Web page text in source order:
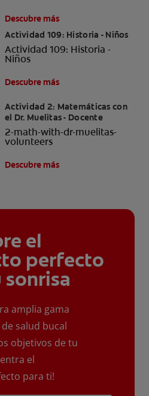
Descubre más
Actividad 109: Historia - Niños
Actividad 109: Historia -
Niños
Descubre más
Actividad 2: Matemáticas con
el Dr. Muelitas - Docente
2-math-with-dr-muelitas-
volunteers
Descubre más
el
perfecto
amplia gama
salud bucal
objetivos de tu
el
para ti!